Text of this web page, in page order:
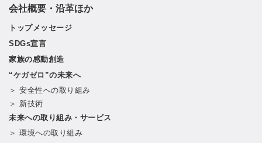
会社概要・沿革ほか
トップメッセージ
SDGs宣言
家族の感動創造
“ケガゼロ”の未来へ
＞ 安全性への取り組み
＞ 新技術
未来への取り組み・サービス
＞ 環境への取り組み